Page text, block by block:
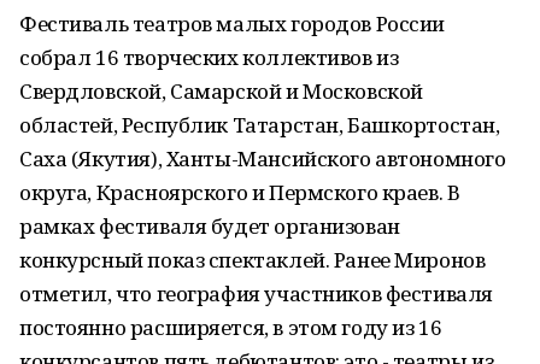
Фестиваль театров малых городов России
собрал 16 творческих коллективов из
Свердловской, Самарской и Московской
областей, Республик Татарстан, Башкортостан,
Саха (Якутия), Ханты-Мансийского автономного
округа, Красноярского и Пермского краев. В
рамках фестиваля будет организован
конкурсный показ спектаклей. Ранее Миронов
отметил, что география участников фестиваля
постоянно расширяется, в этом году из 16